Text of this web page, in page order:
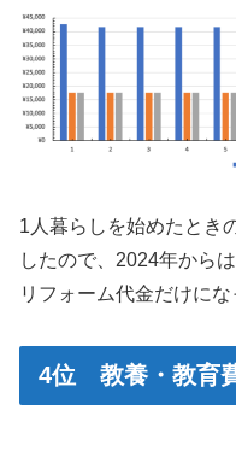
1人暮らしを始めたとき
したので、2024年から
リフォーム代金だけにな
4位 教養・教育